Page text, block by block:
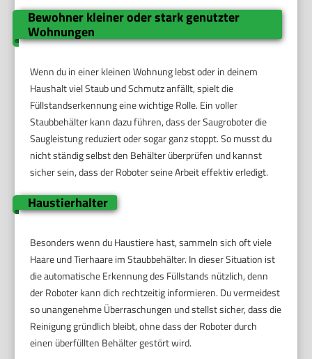
Bewohner kleiner oder stark genutzter
Wohnungen
Wenn du in einer kleinen Wohnung lebst oder in deinem
Haushalt viel Staub und Schmutz anfällt, spielt die
Füllstandserkennung eine wichtige Rolle. Ein voller
Staubbehälter kann dazu führen, dass der Saugroboter die
Saugleistung reduziert oder sogar ganz stoppt. So musst du
nicht ständig selbst den Behälter überprüfen und kannst
sicher sein, dass der Roboter seine Arbeit effektiv erledigt.
Haustierhalter
Besonders wenn du Haustiere hast, sammeln sich oft viele
Haare und Tierhaare im Staubbehälter. In dieser Situation ist
die automatische Erkennung des Füllstands nützlich, denn
der Roboter kann dich rechtzeitig informieren. Du vermeidest
so unangenehme Überraschungen und stellst sicher, dass die
Reinigung gründlich bleibt, ohne dass der Roboter durch
einen überfüllten Behälter gestört wird.